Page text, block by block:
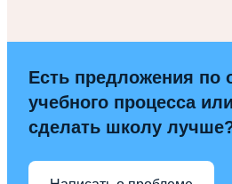
Есть предложения по
учебного процесса
сделать школу